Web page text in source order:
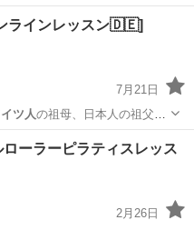
時～22時30分 ネガティ
換してくれるオルゴナイト...
ものづくり オルゴナイト
ラインレッスン🇩🇪]
7月21日
イツ人の祖母、日本人の祖父を
ドイツ語
ーラーピラティスレッス
2月26日